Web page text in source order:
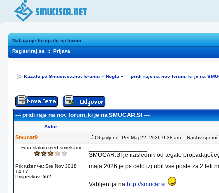
Nalaganje fotografij na forum
Registriraj se :: Prijava
Kazalo po Smucisca.net forumu » Rogla » --- pridi raje na nov forum, ki je na
--- pridi raje na nov forum, ki je na SMUCAR.SI ---
Avtor
Smucar9 Objavljeno: Pet Maj 22, 2026 9:38 am
Naslov
Fura slalom med smrekami
Pridružen/-a: Sre Nov 2018
14:17
Prispevkov: 562
SMUCAR.SI je naslednik od tegale
maja 2026 je pa celo izgubil vse poste za 2 leti
Vabljen tja na http://smucar.si